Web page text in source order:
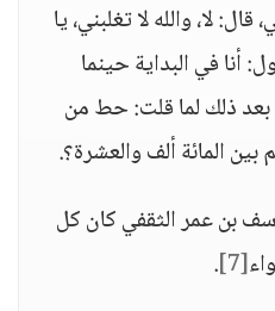
لا، والله لا تغلبني، يا
أنا في البداية حينما
ذلك لما قلت: حط من
المائة ألف والعشرة؟.
بن عمر الثقفي كان كل
[7]
.